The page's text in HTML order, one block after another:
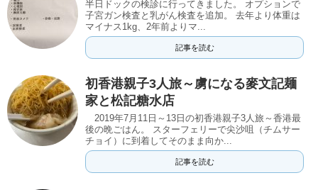
半日ドックの検診に行ってきました。 オプションで
子宮ガン検査と乳がん検査を追加。 去年より体重は
マイナス1kg、2年前よりマ...
記事を読む
初香港親子3人旅～虜になる麥文記麺
家と松記糖水店
2019年7月11日～13日の初香港親子3人旅～香港最
後の晩ごはん。 スターフェリーで尖沙咀（チムサー
チョイ）に到着してそのまま向か...
記事を読む